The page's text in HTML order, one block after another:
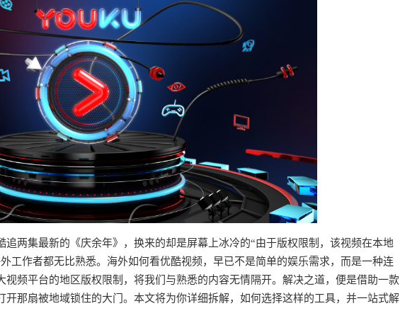
两集最新的《庆余年》，换来的却是屏幕上冰冷的“由于版权限制，该视频在本地
工作者都无比熟悉。海外如何看优酷视频，早已不是简单的娱乐需求，而是一种连
频平台的地区版权限制，将我们与熟悉的内容无情隔开。解决之道，便是借助一款
那扇被地域锁住的大门。本文将为你详细拆解，如何选择这样的工具，并一站式解